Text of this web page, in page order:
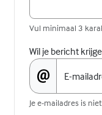
Vul minimaal 3
Wil je bericht
E-
Je e-mailadres is